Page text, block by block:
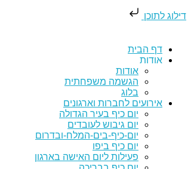
דילוג לתוכן
דף הבית
אודות
אודות
הגשמה משפחתית
בלוג
אירועים לחברות וארגונים
יום כיף בעיר הגדולה
יום גיבוש לעובדים
יום-כיף-בים-המלח-ובדרום
יום כיף ביפו
פעילות ליום האישה בארגון